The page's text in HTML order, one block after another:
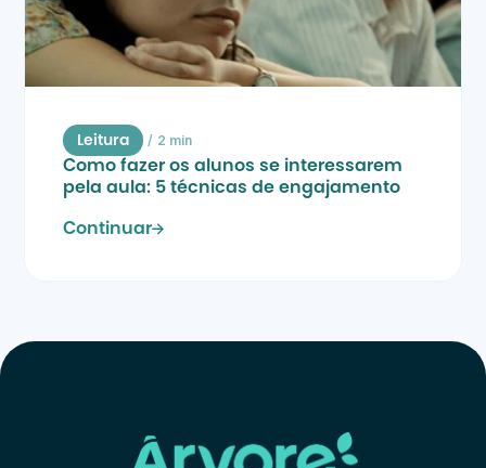
Leitura / 2 min
Como fazer os alunos se interessarem
pela aula: 5 técnicas de engajamento
Continuar